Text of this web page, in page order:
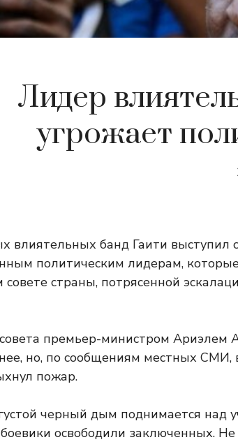
Лидер
угрожает
влиятельных банд Гаити выступил
политическим лидерам,
страны, потрясенной
премьер-министром Ариэлем
но, по сообщениям местных СМИ,
пожар.
черный дым поднимается над
освободили заключенных. Не